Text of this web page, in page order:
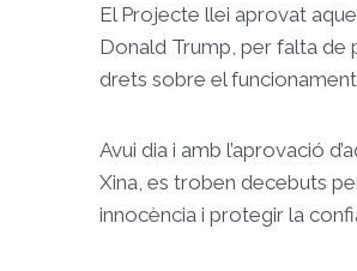
El Projecte llei aprovat
Donald Trump, per falta de
drets sobre el
Avui dia i amb l’aprovació
Xina, es troben decebuts
innocència i protegir la